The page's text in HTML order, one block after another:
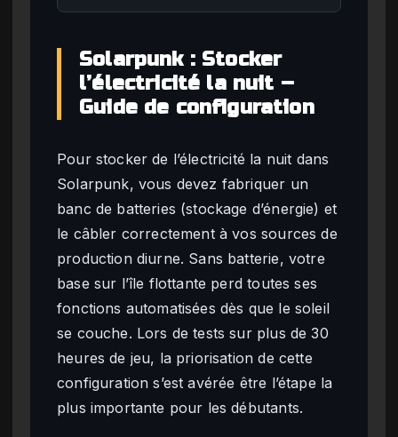
Solarpunk : Stocker
l’électricité la nuit –
Guide de configuration
Pour stocker de l’électricité la nuit dans
Solarpunk, vous devez fabriquer un
banc de batteries (stockage d’énergie) et
le câbler correctement à vos sources de
production diurne. Sans batterie, votre
base sur l’île flottante perd toutes ses
fonctions automatisées dès que le soleil
se couche. Lors de tests sur plus de 30
heures de jeu, la priorisation de cette
configuration s’est avérée être l’étape la
plus importante pour les débutants.